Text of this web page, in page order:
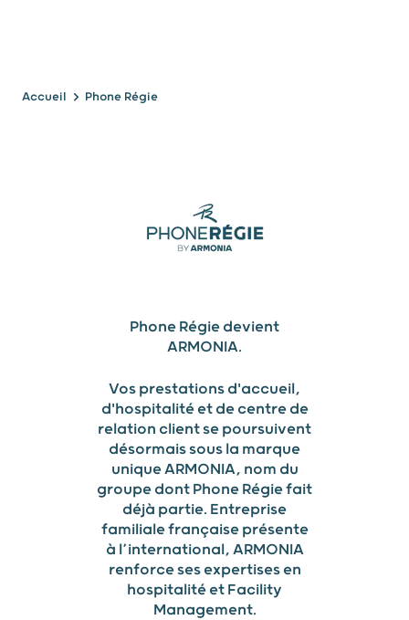
Accueil Phone Régie
PHONE RÉGIE
Phone Régie devient
ARMONIA.
Vos prestations d'accueil,
d'hospitalité et de centre de
relation client se poursuivent
désormais sous la marque
unique ARMONIA, nom du
groupe dont Phone Régie fait
déjà partie. Entreprise
familiale française présente
à l’international, ARMONIA
renforce ses expertises en
hospitalité et Facility
Management.